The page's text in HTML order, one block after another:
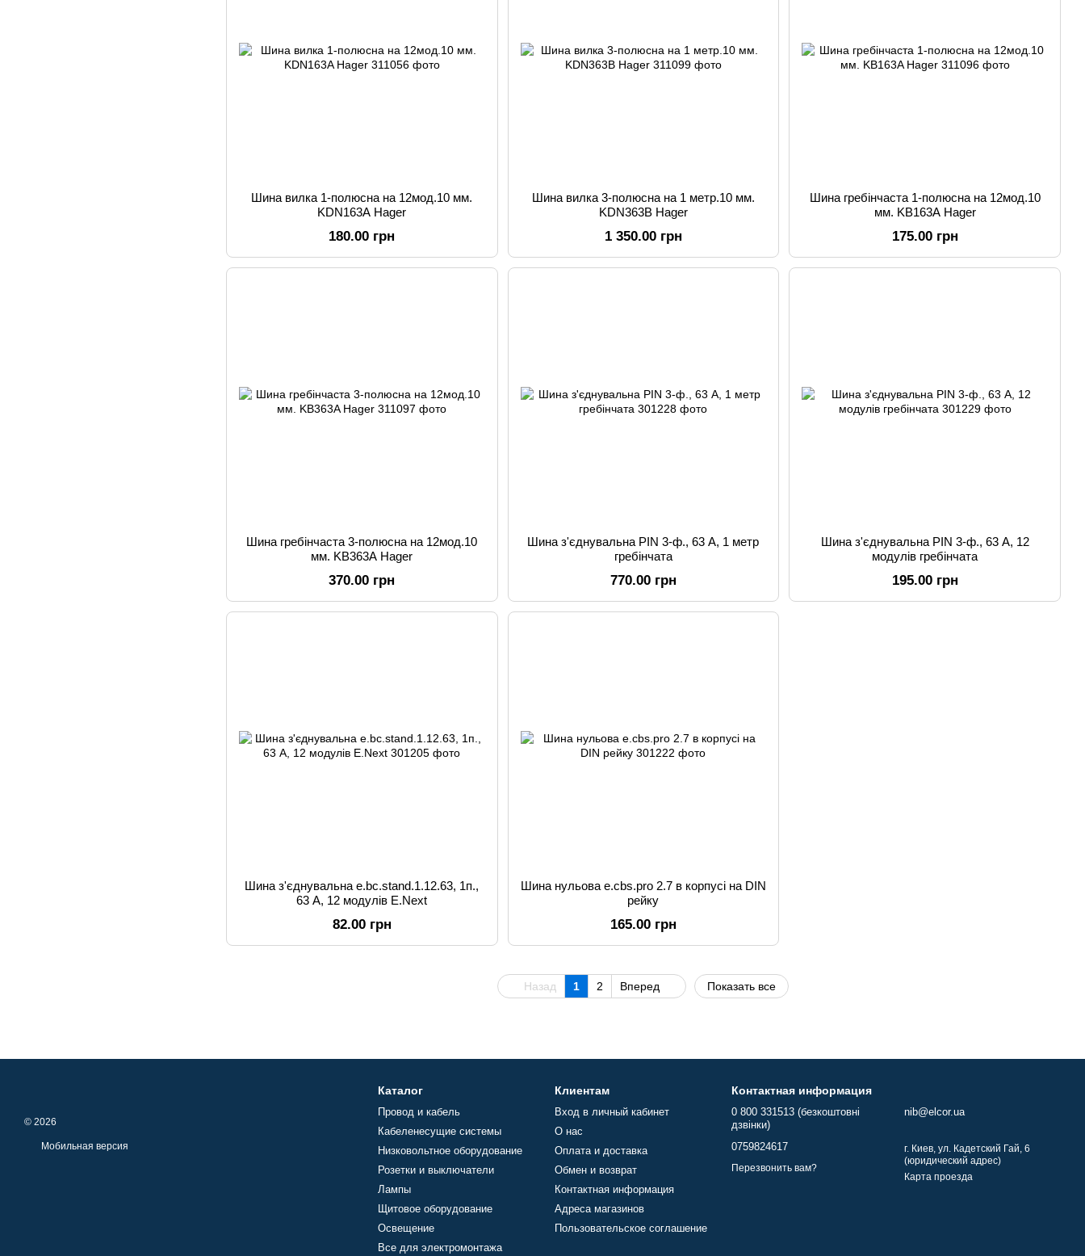
Шина вилка 1-полюсна на 12мод.10 мм.
KDN163A Hager
180.00 грн
Шина вилка 3-полюсна на 1 метр.10 мм.
KDN363B Hager
1 350.00 грн
Шина гребінчаста 1-полюсна на 12мод.10
мм. KB163A Hager
175.00 грн
Шина гребінчаста 3-полюсна на 12мод.10
мм. KB363A Hager
370.00 грн
Шина з'єднувальна PIN 3-ф., 63 А, 1 метр
гребінчата
770.00 грн
Шина з'єднувальна PIN 3-ф., 63 А, 12
модулів гребінчата
195.00 грн
Шина з'єднувальна е.bc.stand.1.12.63, 1п.,
63 А, 12 модулів E.Next
82.00 грн
Шина нульова e.cbs.pro 2.7 в корпусі на DIN
рейку
165.00 грн
Назад 1 2 Вперед Показать все
© 2026
Мобильная версия
Каталог
Провод и кабель
Кабеленесущие системы
Низковольтное оборудование
Розетки и выключатели
Лампы
Щитовое оборудование
Освещение
Все для электромонтажа
Клиентам
Вход в личный кабинет
О нас
Оплата и доставка
Обмен и возврат
Контактная информация
Адреса магазинов
Пользовательское соглашение
Контактная информация
0 800 331513 (безкоштовні
дзвінки)
0759824617
Перезвонить вам?
nib@elcor.ua
г. Киев, ул. Кадетский Гай, 6
(юридический адрес)
Карта проезда